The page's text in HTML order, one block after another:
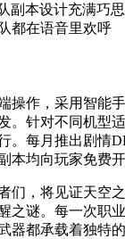
副本设计充满巧
都在语音里欢呼
操作，采用智能
。针对不同机型
。每月推出剧情
本均向玩家免费开
们，将见证天空
之谜。每一次职
器都承载着独特